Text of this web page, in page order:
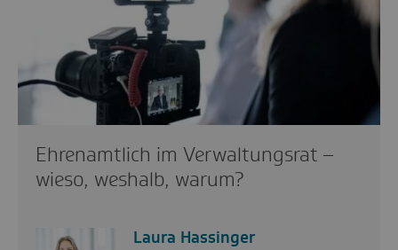
Ehrenamtlich im Verwaltungsrat –
wieso, weshalb, warum?
Laura Hassinger